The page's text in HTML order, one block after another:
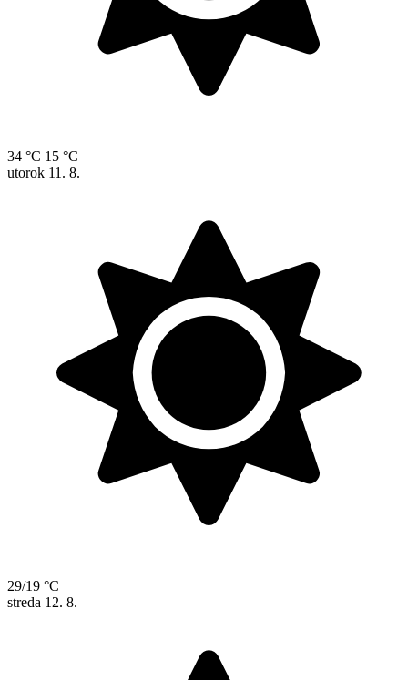
34 °C 15 °C
utorok 11. 8.
29/19 °C
streda 12. 8.